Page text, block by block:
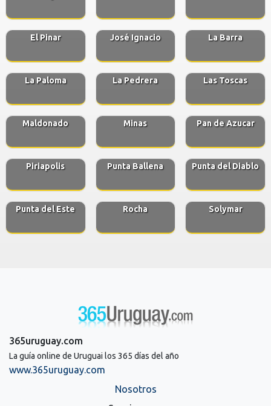
El Pinar José Ignacio La Barra
La Paloma La Pedrera Las Toscas
Maldonado Minas Pan de Azucar
Piriapolis Punta Ballena Punta del Diablo
Punta del Este Rocha Solymar
365uruguay.com
La guía online de Uruguai los 365 días del año
www.365uruguay.com
Nosotros